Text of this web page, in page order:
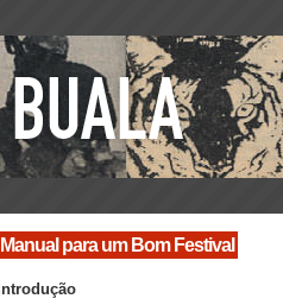
Manual para um Bom Festival
Introdução